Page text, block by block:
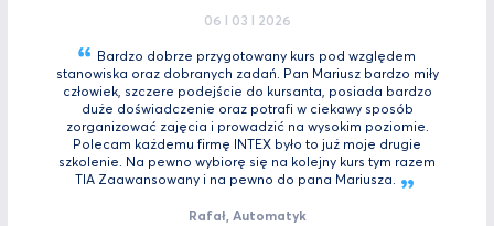
06 I 03 I 2026
Bardzo dobrze przygotowany kurs pod względem
stanowiska oraz dobranych zadań. Pan Mariusz bardzo miły
człowiek, szczere podejście do kursanta, posiada bardzo
duże doświadczenie oraz potrafi w ciekawy sposób
zorganizować zajęcia i prowadzić na wysokim poziomie.
Polecam każdemu firmę INTEX było to już moje drugie
szkolenie. Na pewno wybiorę się na kolejny kurs tym razem
TIA Zaawansowany i na pewno do pana Mariusza.
Rafał, Automatyk